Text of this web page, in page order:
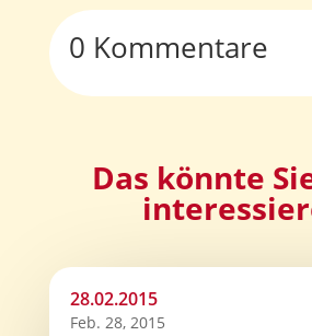
0 Kommentare
Das könnte
28.02.2015
Feb. 28, 2015